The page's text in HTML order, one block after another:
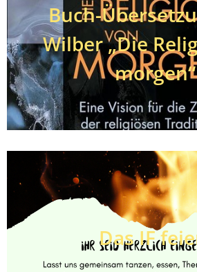
Buch-
Wilber „Die
morgen“
Das IF